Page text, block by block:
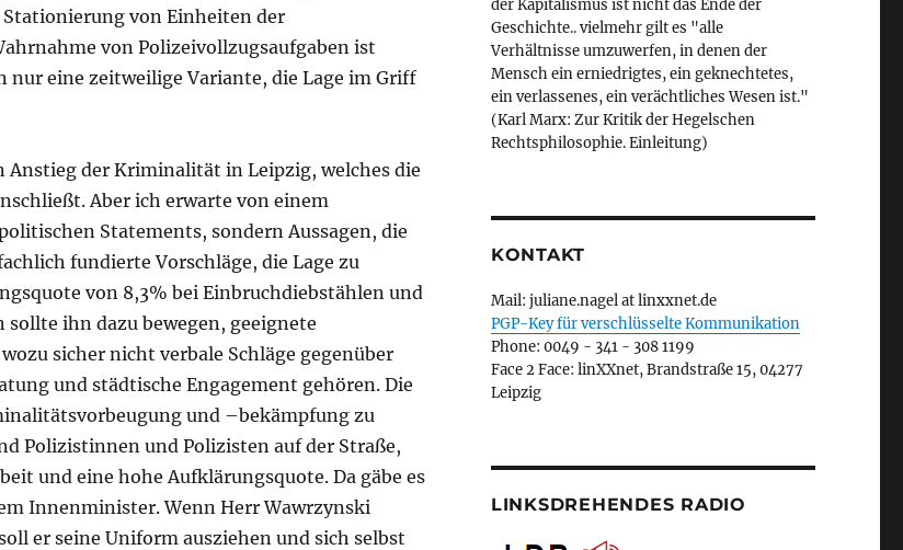
von Einheiten der
von Polizeivollzugsaufgaben ist
nur eine zeitweilige Variante, die Lage im Griff
Anstieg der Kriminalität in Leipzig, welches die
Aber ich erwarte von einem
Statements, sondern Aussagen, die
fundierte Vorschläge, die Lage zu
von 8,3% bei Einbruchdiebstählen und
sollte ihn dazu bewegen, geeignete
sicher nicht verbale Schläge gegenüber
und städtische Engagement gehören. Die
und –bekämpfung zu
Polizistinnen und Polizisten auf der Straße,
und eine hohe Aufklärungsquote. Da gäbe es
Innenminister. Wenn Herr Wawrzynski
er seine Uniform ausziehen und sich selbst
der Kapitalismus ist nicht das Ende der
Geschichte.. vielmehr gilt es "alle
Verhältnisse umzuwerfen, in denen der
Mensch ein erniedrigtes, ein geknechtetes,
ein verlassenes, ein verächtliches Wesen ist."
(Karl Marx: Zur Kritik der Hegelschen
Rechtsphilosophie. Einleitung)
KONTAKT
Mail: juliane.nagel at linxxnet.de
PGP-Key für verschlüsselte Kommunikation
Phone: 0049 - 341 - 308 1199
Face 2 Face: linXXnet, Brandstraße 15, 04277
Leipzig
LINKSDREHENDES RADIO